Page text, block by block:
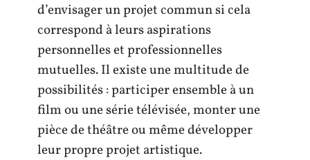
d’envisager un projet commun si cela
correspond à leurs aspirations
personnelles et professionnelles
mutuelles. Il existe une multitude de
possibilités : participer ensemble à un
film ou une série télévisée, monter une
pièce de théâtre ou même développer
leur propre projet artistique.